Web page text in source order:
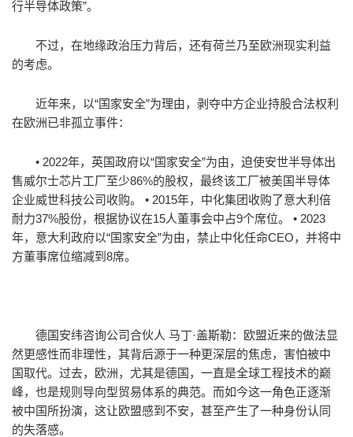
行半导体政策”。
不过，在地缘政治压力背后，还有荷兰乃至欧洲现实利益
的考虑。
近年来，以“国家安全”为理由，剥夺中方企业持股合法权利
在欧洲已非孤立事件：
• 2022年，英国政府以“国家安全”为由，迫使安世半导体出
售威尔士芯片工厂至少86%的股权，最终该工厂被美国半导体
企业威世科技公司收购。 • 2015年，中化集团收购了意大利倍
耐力37%股份，根据协议在15人董事会中占9个席位。 • 2023
年，意大利政府以“国家安全”为由，禁止中化任命CEO，并将中
方董事席位缩减到8席。
德国安纬咨询公司合伙人 马丁·盖斯勒：欧盟近来的做法显
然更感性而非理性，其背后源于一种更深层的焦虑，害怕被中
国取代。过去，欧洲，尤其是德国，一直是全球工程技术的巅
峰，也是规则导向型贸易体系的典范。而如今这一角色正逐渐
被中国所扮演，这让欧盟感到不安，甚至产生了一种身份认同
的失落感。